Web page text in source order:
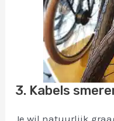
3. Kabels
Je wil natuurlijk